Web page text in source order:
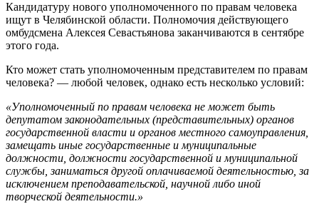
Кандидатуру нового уполномоченного по правам человека
ищут в Челябинской области. Полномочия действующего
омбудсмена Алексея Севастьянова заканчиваются в сентябре
этого года.
Кто может стать уполномоченным представителем по правам
человека? — любой человек, однако есть несколько условий:
«Уполномоченный по правам человека не может быть
депутатом законодательных (представительных) органов
государственной власти и органов местного самоуправления,
замещать иные государственные и муниципальные
должности, должности государственной и муниципальной
службы, заниматься другой оплачиваемой деятельностью, за
исключением преподавательской, научной либо иной
творческой деятельности.»